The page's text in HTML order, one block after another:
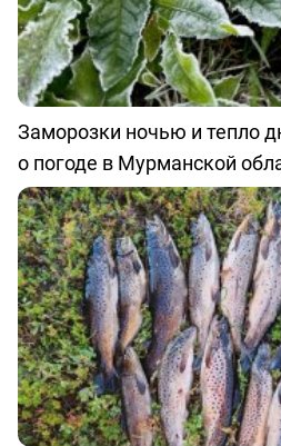
Заморозки ночью и тепло
о погоде в Мурманской